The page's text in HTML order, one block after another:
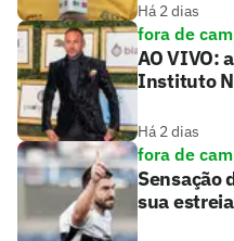
Há 2 dias
fora de
AO VIVO:
Instituto
Há 2 dias
fora de
Sensação
sua